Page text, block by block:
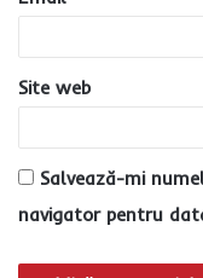
*
Site web
Salvează-mi
navigator pentru